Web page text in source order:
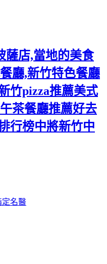
薩店,當地的美食
廳,新竹特色餐廳
竹pizza推薦美式
茶餐廳推薦好去
行榜中將新竹中
定名醫